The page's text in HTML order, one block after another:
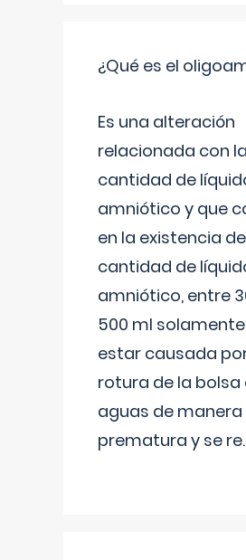
¿Qué es el
Es una alteración
relacionada con la
cantidad de
amniótico y que
en la existencia
cantidad de
amniótico, entre
500 ml
estar causada
rotura de la bolsa
aguas de manera
prematura y se re